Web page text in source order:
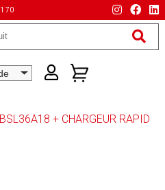
70
+ CHARGEUR RAPID